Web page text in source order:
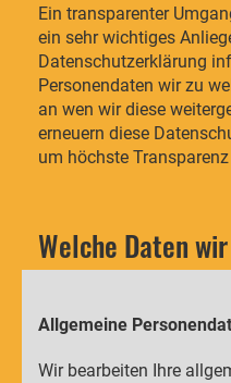
Ein transparenter
ein sehr wichtiges
Datenschutzerklärung
Personendaten wir zu
an wen wir diese
erneuern diese
um höchste
Welche Daten
Allgemeine
Wir bearbeiten Ihre